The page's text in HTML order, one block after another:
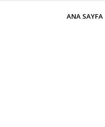
ANA SAYFA